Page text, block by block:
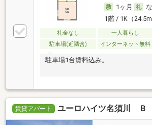
1ヶ月
1階 / 1K（24.5m
礼金なし 一人暮らし
駐車場(近隣含)
インターネット無料
駐車場1台賃料込み。
賃貸アパート ユーロハイツ名須川 Ｂ